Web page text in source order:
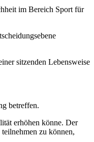
im Bereich Sport für
sitzenden Lebensweise
betreffen.
erhöhen könne. Der
zu können,